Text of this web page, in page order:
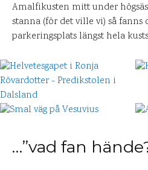
Amalfikusten mitt under
stanna (för det ville vi) så
parkeringsplats längst hela
…”vad fan